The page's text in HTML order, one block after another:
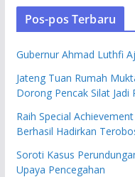
Pos-pos Terbaru
Gubernur Ahmad Luthfi
Jateng Tuan Rumah
Dorong Pencak Silat
Raih Special
Berhasil Hadirkan
Soroti Kasus
Upaya Pencegahan